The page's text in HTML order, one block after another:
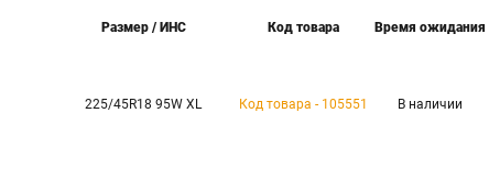
Размер / ИНС Код товара Время ожидания
225/45R18 95W XL Код товара - 105551 В наличии